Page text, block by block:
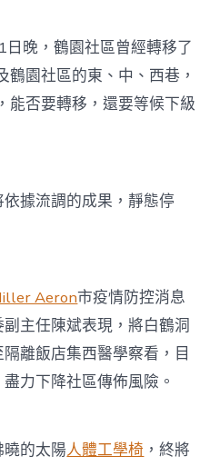
晚，鶴園社區曾經轉移了
園社區的東、中、西巷，
能否要轉移，還要等候下級
據流調的成果，靜態停
Aeron市疫情防控消息
主任陳斌表現，將白鶴洞
離飯店集西醫學察看，目
力下降社區傳佈風險。
的太陽人體工學椅 ，終將